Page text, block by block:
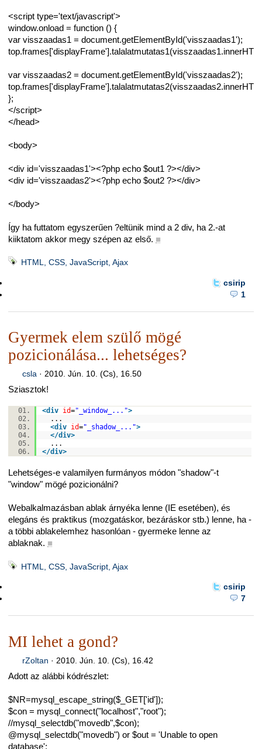
<script type='text/javascript'>
window.onload = function () {
var visszaadas1 = document.getElementById('visszaadas1');
var visszaadas2 = document.getElementById('visszaadas2');
};
</script>
</head>
<body>
<div id='visszaadas1'><?php echo $out1 ?></div>
<div id='visszaadas2'><?php echo $out2 ?></div>
</body>
Így ha futtatom egyszerűen ?eltünik mind a 2 div, ha 2.-at
kiiktatom akkor megy szépen az első. ■
HTML, CSS, JavaScript, Ajax
csirip
1
Gyermek elem szülő mögé
pozicionálása... lehetséges?
csla · 2010. Jún. 10. (Cs), 16.50
Sziasztok!
<div id="_window_...">
...
<div id="_shadow_...">
</div>
...
</div>
Lehetséges-e valamilyen furmányos módon "shadow"-t
"window" mögé pozicionálni?
Webalkalmazásban ablak árnyéka lenne (IE esetében), és
elegáns és praktikus (mozgatáskor, bezáráskor stb.) lenne, ha -
a többi ablakelemhez hasonlóan - gyermeke lenne az
ablaknak. ■
HTML, CSS, JavaScript, Ajax
csirip
7
MI lehet a gond?
rZoltan · 2010. Jún. 10. (Cs), 16.42
Adott az alábbi kódrészlet:
$NR=mysql_escape_string($_GET['id']);
$con = mysql_connect("localhost","root");
//mysql_selectdb("movedb",$con);
@mysql_selectdb("movedb") or $out = 'Unable to open
database';